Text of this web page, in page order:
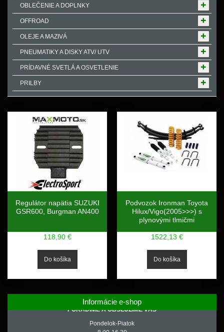
OBLEČENIE A DOPLNKY
OFFROAD
OLEJE A MAZIVÁ
PNEUMATIKY A DISKY ATV/ UTV
PRÍDAVNÉ SVETLÁ A OSVETLENIE
PRILBY
Regulátor napätia SUZUKI
GSR600, Burgman AN400
118,90 €
Podvozok Ironman Toyota
Hilux/Vigo(2005>>>) s
plynovými tlmičmi
1522,13 €
Informácie e-shop
PORADÍME A OBSLÚŽIME VÁS
Pondelok-Piatok